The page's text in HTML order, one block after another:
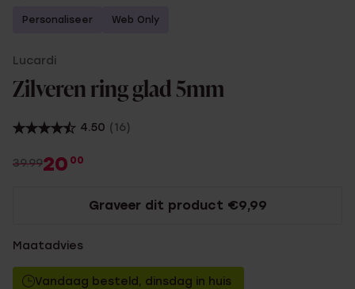
Personaliseer Web Only
Lucardi
Zilveren ring glad 5mm
4.50 (16)
39.9920 00
Graveer dit product €9,99
Maatadvies
Vandaag besteld, dinsdag in huis